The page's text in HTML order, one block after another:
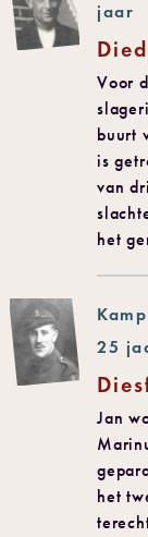
jaar
Voor
buurt
is
van
het
25
Jan
het